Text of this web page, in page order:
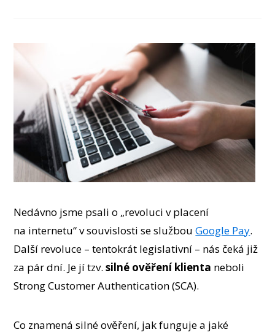
Nedávno jsme psali o „revoluci v placení
na internetu“ v souvislosti se službouGoogle Pay.
Další revoluce – tentokrát legislativní – nás čeká již
za pár dní. Je jí tzv.silné ověření klienta neboli
Strong Customer Authentication (SCA).
Co znamená silné ověření, jak funguje a jaké